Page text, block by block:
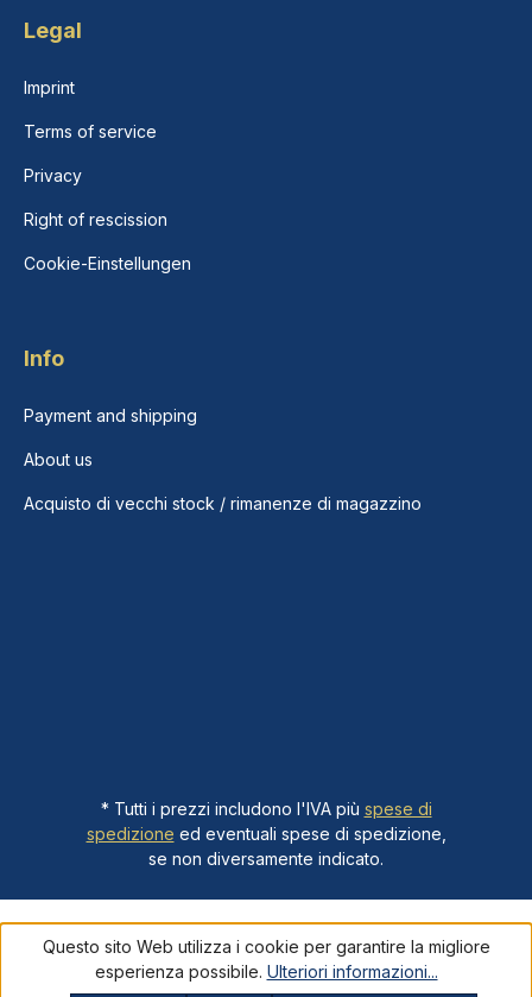
Legal
Imprint
Terms of service
Privacy
Right of rescission
Cookie-Einstellungen
Info
Payment and shipping
About us
Acquisto di vecchi stock / rimanenze di magazzino
* Tutti i prezzi includono l'IVA più spese di
spedizione ed eventuali spese di spedizione,
se non diversamente indicato.
Questo sito Web utilizza i cookie per garantire la migliore
esperienza possibile. Ulteriori informazioni...